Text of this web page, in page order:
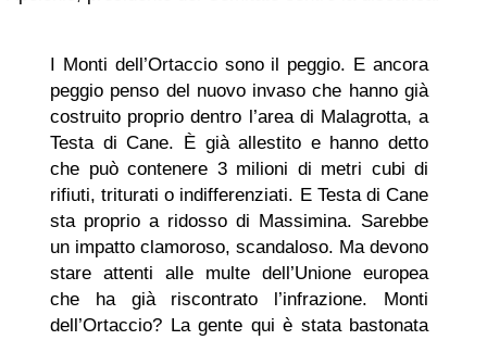
I Monti dell’Ortaccio sono il peggio. E ancora
peggio penso del nuovo invaso che hanno già
costruito proprio dentro l’area di Malagrotta, a
Testa di Cane. È già allestito e hanno detto
che può contenere 3 milioni di metri cubi di
rifiuti, triturati o indifferenziati. E Testa di Cane
sta proprio a ridosso di Massimina. Sarebbe
un impatto clamoroso, scandaloso. Ma devono
stare attenti alle multe dell’Unione europea
che ha già riscontrato l’infrazione. Monti
dell’Ortaccio? La gente qui è stata bastonata